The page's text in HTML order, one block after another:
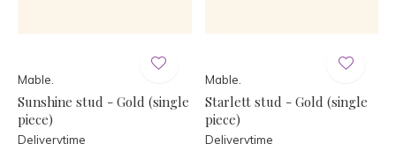
Mable.
Sunshine stud - Gold (single
piece)
Deliverytime
Mable.
Starlett stud - Gold (single
piece)
Deliverytime